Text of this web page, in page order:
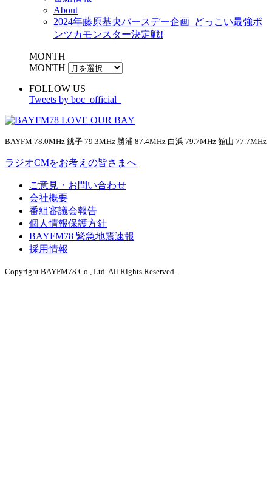
About
2024年藤原基央バースデー企画_どっこい最強ポ
ンツカモンスター決定戦!
MONTH
MONTH
FOLLOW US
Tweets by boc_official_
BAYFM 78.0MHz 銚子 79.3MHz 勝浦 87.4MHz 白浜 79.7MHz 館山 77.7MHz
ラジオCMをお考えの皆さまへ
ご意見・お問い合わせ
会社概要
番組審議会報告
個人情報保護方針
BAYFM78 緊急地震速報
採用情報
Copyright BAYFM78 Co., Ltd. All Rights Reserved.